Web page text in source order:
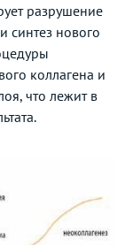
разрушение
синтез нового
коллагена и
что лежит в